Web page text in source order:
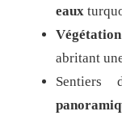
eaux
abritant
Sentiers